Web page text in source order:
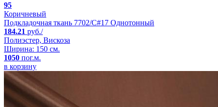
95
Коричневый
Подкладочная ткань 7702/C#17 Однотонный
184.21 руб./
Полиэстер, Вискоза
Ширина: 150 см.
1050 пог.м.
в корзину